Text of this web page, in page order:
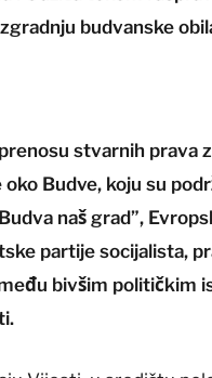
budvanske
stvarnih prava
oko Budve, koju su
naš grad”,
partije socijalista,
bivšim političkim